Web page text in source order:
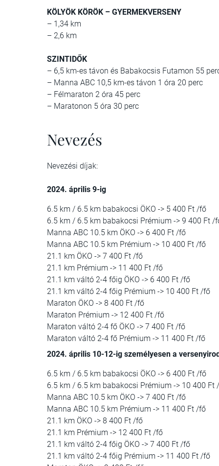
KÖLYÖK KÖRÖK – GYERMEKVERSENY
– 1,34 km
– 2,6 km
SZINTIDŐK
– 6,5 km-es távon és Babakocsis Futamon 55
– Manna ABC 10,5 km-es távon 1 óra 20 perc
– Félmaraton 2 óra 45 perc
– Maratonon 5 óra 30 perc
Nevezés
Nevezési díjak:
2024. április 9-ig
6.5 km / 6.5 km babakocsi ÖKO -> 5 400 Ft /fő
6.5 km / 6.5 km babakocsi Prémium -> 9 400 Ft /
Manna ABC 10.5 km ÖKO -> 6 400 Ft /fő
Manna ABC 10.5 km Prémium -> 10 400 Ft /fő
21.1 km ÖKO -> 7 400 Ft /fő
21.1 km Prémium -> 11 400 Ft /fő
21.1 km váltó 2-4 főig ÖKO -> 6 400 Ft /fő
21.1 km váltó 2-4 főig Prémium -> 10 400 Ft /fő
Maraton ÖKO -> 8 400 Ft /fő
Maraton Prémium -> 12 400 Ft /fő
Maraton váltó 2-4 fő ÖKO -> 7 400 Ft /fő
Maraton váltó 2-4 fő Prémium -> 11 400 Ft /fő
2024. április 10-12-ig személyesen a
6.5 km / 6.5 km babakocsi ÖKO -> 6 400 Ft /fő
6.5 km / 6.5 km babakocsi Prémium -> 10 400 Ft
Manna ABC 10.5 km ÖKO -> 7 400 Ft /fő
Manna ABC 10.5 km Prémium -> 11 400 Ft /fő
21.1 km ÖKO -> 8 400 Ft /fő
21.1 km Prémium -> 12 400 Ft /fő
21.1 km váltó 2-4 főig ÖKO -> 7 400 Ft /fő
21.1 km váltó 2-4 főig Prémium -> 11 400 Ft /fő